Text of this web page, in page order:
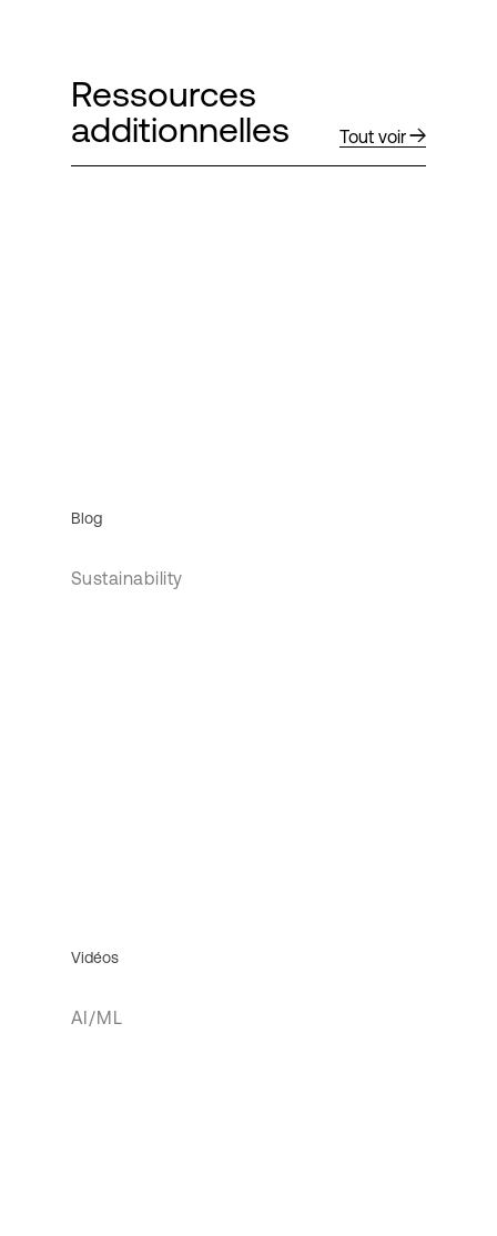
Ressources
additionnelles
Tout voir
Blog
Sustainability
Vidéos
AI/ML